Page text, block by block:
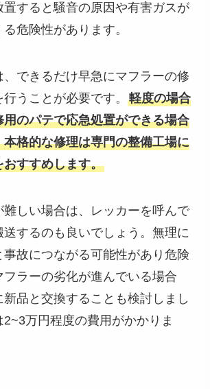
置すると騒音の原因や有害ガスが
危険性があります。
、できるだけ早急にマフラーの修
行うことが必要です。軽度の場合
用のパテで応急処置ができる場合
本格的な修理は専門の整備工場に
おすすめします。
難しい場合は、レッカーを呼んで
するのも良いでしょう。無理に
事故につながる可能性があり危険
フラーの劣化が進んでいる場合
品と交換することも検討しまし
2~3万円程度の費用がかかりま